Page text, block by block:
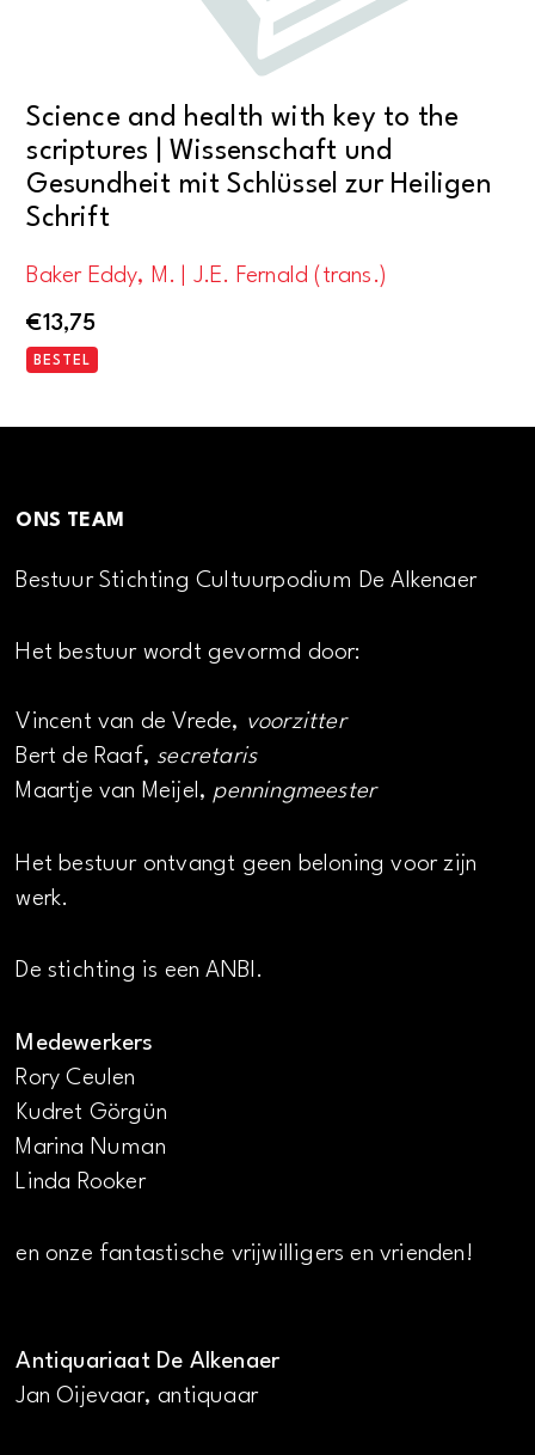
Science and health with key to the
scriptures | Wissenschaft und
Gesundheit mit Schlüssel zur Heiligen
Schrift
Baker Eddy, M. | J.E. Fernald (trans.)
€13,75
BESTEL
ONS TEAM
Bestuur Stichting Cultuurpodium De Alkenaer
Het bestuur wordt gevormd door:
Vincent van de Vrede, voorzitter
Bert de Raaf, secretaris
Maartje van Meijel, penningmeester
Het bestuur ontvangt geen beloning voor zijn
werk.
De stichting is een ANBI.
Medewerkers
Rory Ceulen
Kudret Görgün
Marina Numan
Linda Rooker
en onze fantastische vrijwilligers en vrienden!
Antiquariaat De Alkenaer
Jan Oijevaar, antiquaar